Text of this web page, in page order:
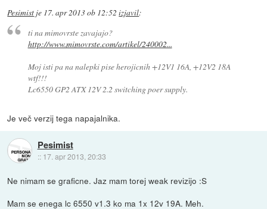
Pesimist je 17. apr 2013 ob 12:52 izjavil:
ti na mimovrste zavajajo?
http://www.mimovrste.com/artikel/240002...
Moj isti pa na nalepki pise herojicnih +12V1 16A, +12V2 18A
wtf!!!
Lc6550 GP2 ATX 12V 2.2 switching poer supply.
Je več verzij tega napajalnika.
Pesimist
:: 17. apr 2013, 20:33
Ne nimam se graficne. Jaz mam torej weak revizijo :S
Mam se enega lc 6550 v1.3 ko ma 1x 12v 19A. Meh.